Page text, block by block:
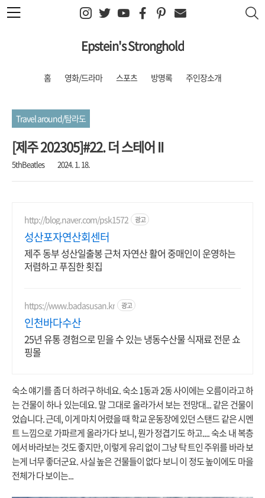
본문 바로가기
Epstein's Stronghold
홈 영화/드라마 스포츠 방명록 주인장소개
Travel around/탐라도
[제주 202305]#22. 더 스테어 II
5thBeatles 2024. 1. 18.
http://blog.naver.com/psk1572 광고
성산포자연산회센터
제주 동부 성산일출봉 근처 자연산 활어 중매인이 운영하는
저렴하고 푸짐한 횟집
https://www.badasusan.kr 광고
인천바다수산
25년 유통 경험으로 믿을 수 있는 냉동수산물 식재료 전문 쇼
핑몰
숙소 얘기를 좀 더 하려구 하네요. 숙소 1동과 2동 사이에는 오름이라고 하
는 건물이 하나 있는데요. 말 그대로 올라가서 보는 전망대... 같은 건물이
었습니다. 근데, 이게 마치 어렸을 때 학교 운동장에 있던 스탠드 같은 시멘
트 느낌으로 가파르게 올라가다 보니, 뭔가 정겹기도 하고.... 숙소 내 복층
에서 바라보는 것도 좋지만, 이렇게 유리 없이 그냥 탁 트인 주위를 바라 보
는게 너무 좋더군요. 사실 높은 건물들이 없다 보니 이 정도 높이에도 마을
전체가 다 보이는...